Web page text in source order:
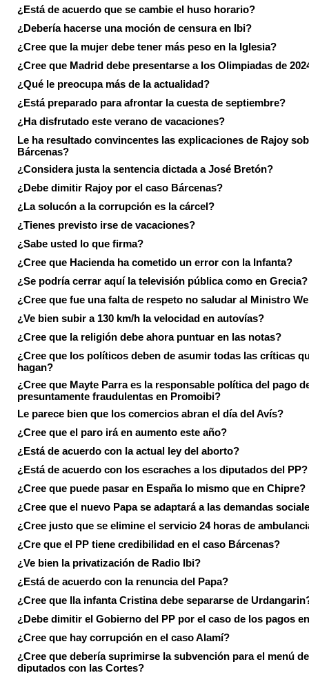
¿Está de acuerdo que se cambie el huso horario?
¿Debería hacerse una moción de censura en Ibi?
¿Cree que la mujer debe tener más peso en la Iglesia?
¿Cree que Madrid debe presentarse a los Olimpiadas de
¿Qué le preocupa más de la actualidad?
¿Está preparado para afrontar la cuesta de septiembre?
¿Ha disfrutado este verano de vacaciones?
Le ha resultado convincentes las explicaciones de Rajoy
Bárcenas?
¿Considera justa la sentencia dictada a José Bretón?
¿Debe dimitir Rajoy por el caso Bárcenas?
¿La solucón a la corrupción es la cárcel?
¿Tienes previsto irse de vacaciones?
¿Sabe usted lo que firma?
¿Cree que Hacienda ha cometido un error con la Infanta?
¿Se podría cerrar aquí la televisión pública como en Grecia?
¿Cree que fue una falta de respeto no saludar al Ministro
¿Ve bien subir a 130 km/h la velocidad en autovías?
¿Cree que la religión debe ahora puntuar en las notas?
¿Cree que los políticos deben de asumir todas las críticas
hagan?
¿Cree que Mayte Parra es la responsable política del pago
presuntamente fraudulentas en Promoibi?
Le parece bien que los comercios abran el día del Avís?
¿Cree que el paro irá en aumento este año?
¿Está de acuerdo con la actual ley del aborto?
¿Está de acuerdo con los escraches a los diputados del PP?
¿Cree que puede pasar en España lo mismo que en Chipre?
¿Cree que el nuevo Papa se adaptará a las demandas
¿Cree justo que se elimine el servicio 24 horas de
¿Cre que el PP tiene credibilidad en el caso Bárcenas?
¿Ve bien la privatización de Radio Ibi?
¿Está de acuerdo con la renuncia del Papa?
¿Cree que lla infanta Cristina debe separarse de
¿Debe dimitir el Gobierno del PP por el caso de los pagos
¿Cree que hay corrupción en el caso Alamí?
¿Cree que debería suprimirse la subvención para el menú
diputados con las Cortes?